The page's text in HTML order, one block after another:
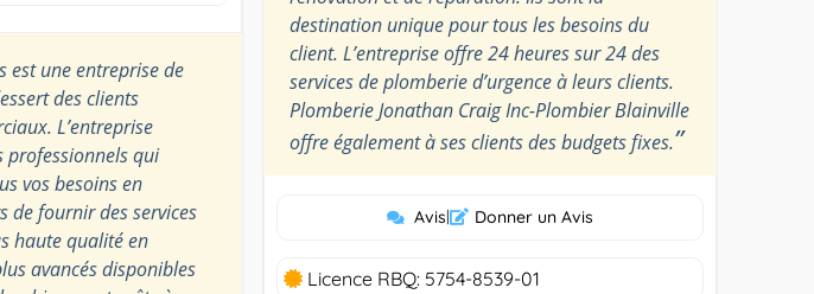
est une entreprise de
des clients
L’entreprise
professionnels qui
vos besoins en
de fournir des services
haute qualité en
avancés disponibles
destination unique pour tous les besoins du
client. L’entreprise offre 24 heures sur 24 des
services de plomberie d’urgence à leurs clients.
Plomberie Jonathan Craig Inc-Plombier Blainville
offre également à ses clients des budgets fixes.”
Avis| Donner un Avis
Licence RBQ: 5754-8539-01